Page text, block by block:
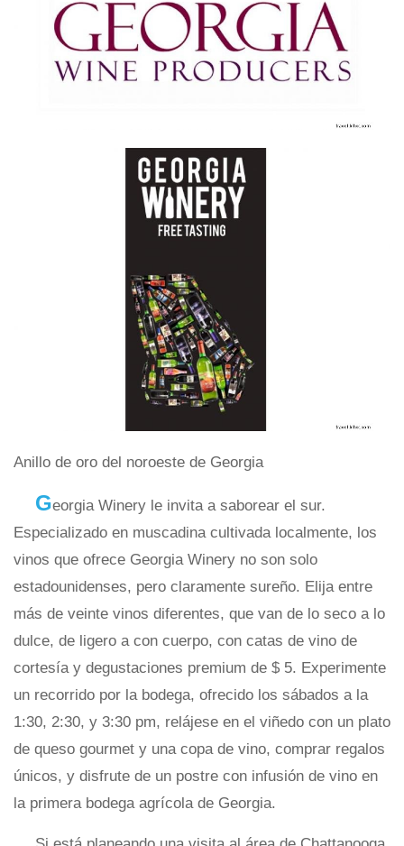
Anillo de oro del noroeste de Georgia
Georgia Winery le invita a saborear el sur.
Especializado en muscadina cultivada localmente, los
vinos que ofrece Georgia Winery no son solo
estadounidenses, pero claramente sureño. Elija entre
más de veinte vinos diferentes, que van de lo seco a lo
dulce, de ligero a con cuerpo, con catas de vino de
cortesía y degustaciones premium de $ 5. Experimente
un recorrido por la bodega, ofrecido los sábados a la
1:30, 2:30, y 3:30 pm, relájese en el viñedo con un plato
de queso gourmet y una copa de vino, comprar regalos
únicos, y disfrute de un postre con infusión de vino en
la primera bodega agrícola de Georgia.